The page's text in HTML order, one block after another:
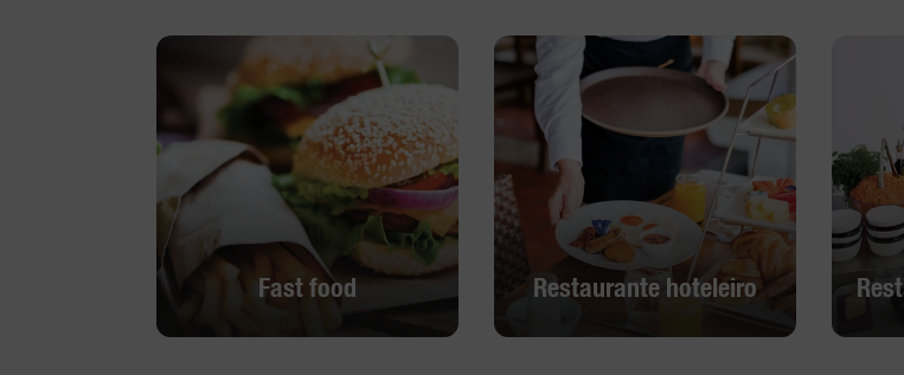
Fast food Restaurante hoteleiro